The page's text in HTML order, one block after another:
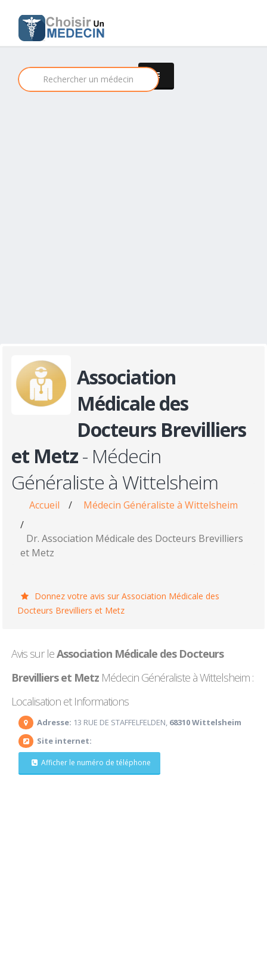
Association
Médicale des
Docteurs Brevilliers
et Metz- Médecin
Généraliste à Wittelsheim
Accueil /
Médecin Généraliste à Wittelsheim
/
Dr. Association Médicale des Docteurs Brevilliers
et Metz
Donnez votre avis sur Association Médicale des
Docteurs Brevilliers et Metz
Avis sur leAssociation Médicale des Docteurs
Brevilliers et Metz Médecin Généraliste à Wittelsheim :
Localisation et Informations
Adresse: 13 RUE DE STAFFELFELDEN, 68310 Wittelsheim
Site internet:
Afficher le numéro de téléphone